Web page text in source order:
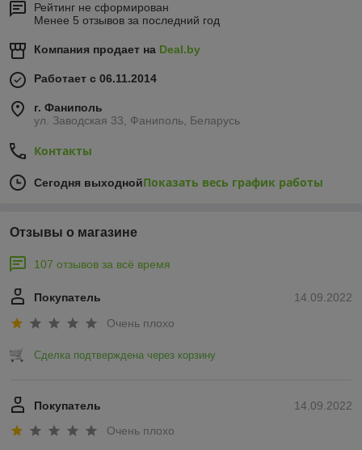
Рейтинг не сформирован
Менее 5 отзывов за последний год
Компания продает на Deal.by
Работает с 06.11.2014
г. Фаниполь
ул. Заводская 33, Фаниполь, Беларусь
Контакты
Сегодня выходнойПоказать весь график работы
Отзывы о магазине
107 отзывов за всё время
14.09.2022
Покупатель
Очень плохо
Сделка подтверждена через корзину
14.09.2022
Покупатель
Очень плохо